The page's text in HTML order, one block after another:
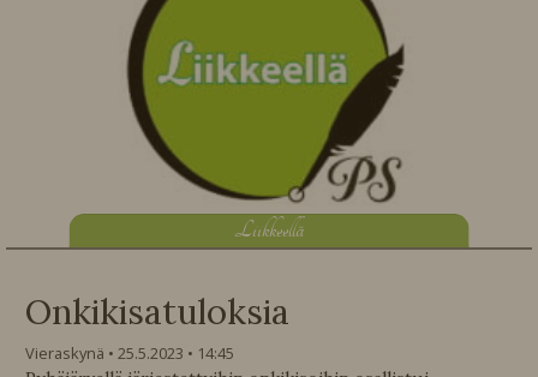
Liikkeellä
Onkikisatuloksia
Vieraskynä 25.5.2023
14:45